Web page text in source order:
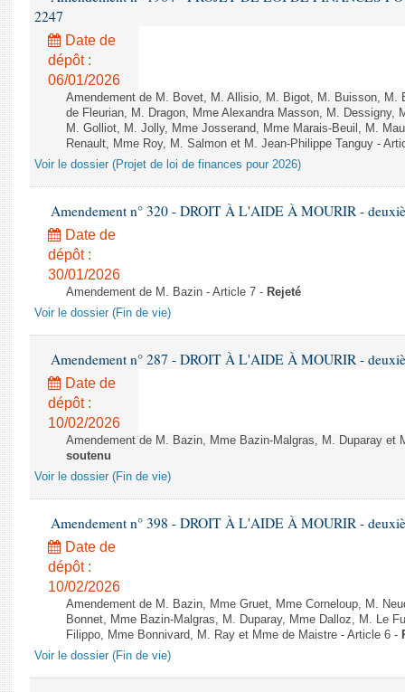
2247
Date de
dépôt :
06/01/2026
Amendement de M. Bovet, M. Allisio, M. Bigot, M. Buisson, M.
de Fleurian, M. Dragon, Mme Alexandra Masson, M. Dessigny,
M. Golliot, M. Jolly, Mme Josserand, Mme Marais-Beuil, M.
Renault, Mme Roy, M. Salmon et M. Jean-Philippe Tanguy -
Voir le dossier (Projet de loi de finances pour 2026)
Amendement n° 320 - DROIT À L'AIDE À MOURIR -
Date de
dépôt :
30/01/2026
Amendement de M. Bazin - Article 7 - Rejeté
Voir le dossier (Fin de vie)
Amendement n° 287 - DROIT À L'AIDE À MOURIR -
Date de
dépôt :
10/02/2026
Amendement de M. Bazin, Mme Bazin-Malgras, M. Duparay et
soutenu
Voir le dossier (Fin de vie)
Amendement n° 398 - DROIT À L'AIDE À MOURIR -
Date de
dépôt :
10/02/2026
Amendement de M. Bazin, Mme Gruet, Mme Corneloup, M.
Bonnet, Mme Bazin-Malgras, M. Duparay, Mme Dalloz, M. Le
Filippo, Mme Bonnivard, M. Ray et Mme de Maistre - Article 6 -
Voir le dossier (Fin de vie)